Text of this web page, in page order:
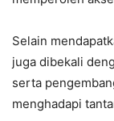
Selain
juga dibekali
serta
menghadapi